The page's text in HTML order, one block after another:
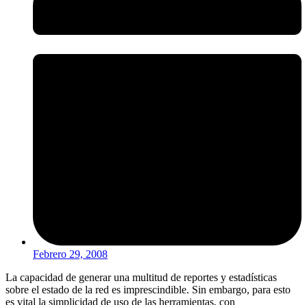
Febrero 29, 2008
La capacidad de generar una multitud de reportes y estadísticas
sobre el estado de la red es imprescindible. Sin embargo, para esto
es vital la simplicidad de uso de las herramientas, con